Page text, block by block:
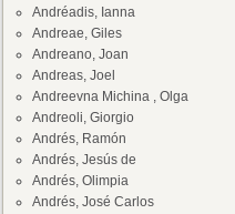
Andréadis, Ianna
Andreae, Giles
Andreano, Joan
Andreas, Joel
Andreevna Michina , Olga
Andreoli, Giorgio
Andrés, Ramón
Andrés, Jesús de
Andrés, Olimpia
Andrés, José Carlos